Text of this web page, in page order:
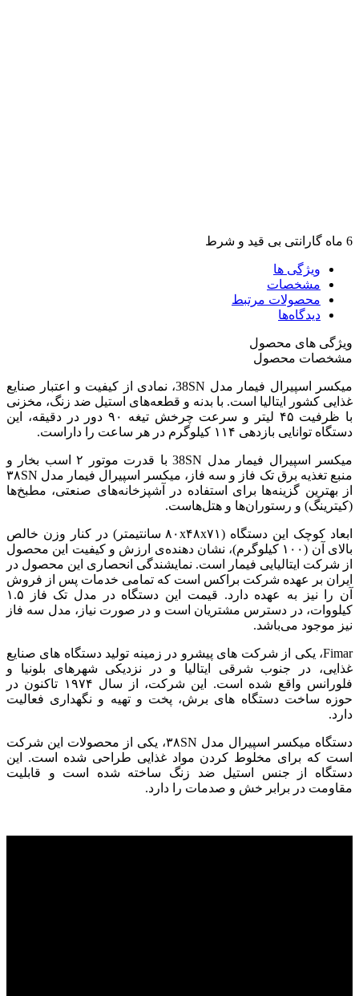
6 ماه گارانتی بی قید و شرط
ویژگی ها
مشخصات
محصولات مرتبط
دیدگاه‌ها
ویژگی های محصول
مشخصات محصول
میکسر اسپیرال فیمار مدل 38SN، نمادی از کیفیت و اعتبار صنایع
غذایی کشور ایتالیا است. با بدنه و قطعه‌های استیل ضد زنگ، مخزنی
با ظرفیت ۴۵ لیتر و سرعت چرخش تیغه ۹۰ دور در دقیقه، این
دستگاه توانایی بازدهی ۱۱۴ کیلوگرم در هر ساعت را داراست.
میکسر اسپیرال فیمار مدل 38SN با قدرت موتور ۲ اسب بخار و
منبع تغذیه برق تک فاز و سه فاز، میکسر اسپیرال فیمار مدل ۳۸SN
از بهترین گزینه‌ها برای استفاده در آشپزخانه‌های صنعتی، مطبخ‌ها
(کیترینگ) و رستوران‌ها و هتل‌هاست.
ابعاد کوچک این دستگاه (۸۰x۴۸x۷۱ سانتیمتر) در کنار وزن خالص
بالای آن (۱۰۰ کیلوگرم)، نشان دهنده‌ی ارزش و کیفیت این محصول
از شرکت ایتالیایی فیمار است. نمایشندگی انحصاری این محصول در
ایران بر عهده شرکت براکس است که تمامی خدمات پس از فروش
آن را نیز به عهده دارد. قیمت این دستگاه در مدل تک فاز ۱.۵
کیلووات، در دسترس مشتریان است و در صورت نیاز، مدل سه فاز
نیز موجود می‌باشد.
Fimar، یکی از شرکت های پیشرو در زمینه تولید دستگاه های صنایع
غذایی، در جنوب شرقی ایتالیا و در نزدیکی شهرهای بلونیا و
فلورانس واقع شده است. این شرکت، از سال ۱۹۷۴ تاکنون در
حوزه ساخت دستگاه های برش، پخت و تهیه و نگهداری فعالیت
دارد.
دستگاه میکسر اسپیرال مدل ۳۸SN، یکی از محصولات این شرکت
است که برای مخلوط کردن مواد غذایی طراحی شده است. این
دستگاه از جنس استیل ضد زنگ ساخته شده است و قابلیت
مقاومت در برابر خش و صدمات را دارد.